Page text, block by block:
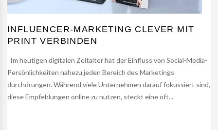
INFLUENCER-MARKETING CLEVER MIT
PRINT VERBINDEN
Im heutigen digitalen Zeitalter hat der Einfluss von Social-Media-
Persönlichkeiten nahezu jeden Bereich des Marketings
durchdrungen. Während viele Unternehmen darauf fokussiert sind,
diese Empfehlungen online zu nutzen, steckt eine oft...